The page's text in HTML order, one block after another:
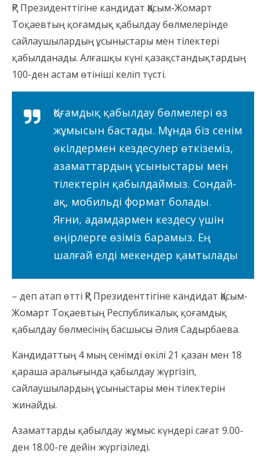
ҚР Президенттігіне кандидат Қасым-Жомарт
Тоқаевтың қоғамдық қабылдау бөлмелерінде
сайлаушылардың ұсыныстары мен тілектері
қабылданады. Алғашқы күні қазақстандықтардың
100-ден астам өтініші келіп түсті.
Қоғамдық қабылдау бөлмелері өз
жұмысын бастады. Мұнда біз сенім
өкілдермен кездесулер өткіземіз,
азаматтардың ұсыныстары мен
тілектерін қабылдаймыз. Сондай-
ақ, мобильді формат болады.
Яғни, адамдармен кездесу үшін
өңірлерге өзіміз барамыз. Ең
шалғай елді мекендер қамтылады
– деп атап өтті ҚР Президенттігіне кандидат Қасым-
Жомарт Тоқаевтың Республикалық қоғамдық
қабылдау бөлмесінің басшысы Әлия Садырбаева.
Кандидаттың 4 мың сенімді өкілі 21 қазан мен 18
қараша аралығында қабылдау жүргізіп,
сайлаушылардың ұсыныстары мен тілектерін
жинайды.
Азаматтарды қабылдау жұмыс күндері сағат 9.00-
ден 18.00-ге дейін жүргізіледі.